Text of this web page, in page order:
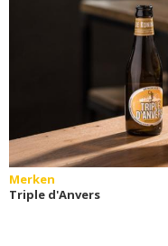
Merken
Triple d'Anvers